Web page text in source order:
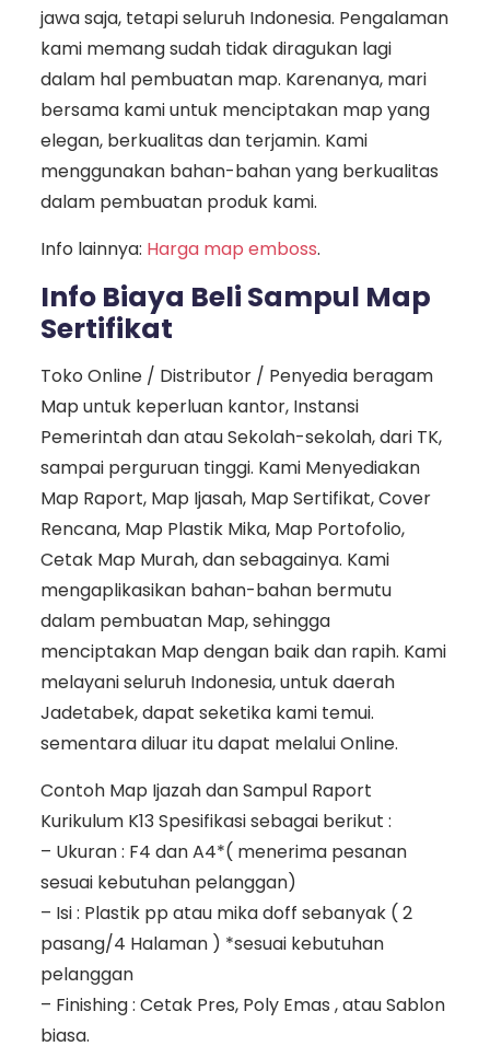
jawa saja, tetapi seluruh Indonesia. Pengalaman
kami memang sudah tidak diragukan lagi
dalam hal pembuatan map. Karenanya, mari
bersama kami untuk menciptakan map yang
elegan, berkualitas dan terjamin. Kami
menggunakan bahan-bahan yang berkualitas
dalam pembuatan produk kami.
Info lainnya: Harga map emboss.
Info Biaya Beli Sampul Map
Sertifikat
Toko Online / Distributor / Penyedia beragam
Map untuk keperluan kantor, Instansi
Pemerintah dan atau Sekolah-sekolah, dari TK,
sampai perguruan tinggi. Kami Menyediakan
Map Raport, Map Ijasah, Map Sertifikat, Cover
Rencana, Map Plastik Mika, Map Portofolio,
Cetak Map Murah, dan sebagainya. Kami
mengaplikasikan bahan-bahan bermutu
dalam pembuatan Map, sehingga
menciptakan Map dengan baik dan rapih. Kami
melayani seluruh Indonesia, untuk daerah
Jadetabek, dapat seketika kami temui.
sementara diluar itu dapat melalui Online.
Contoh Map Ijazah dan Sampul Raport
Kurikulum K13 Spesifikasi sebagai berikut :
– Ukuran : F4 dan A4*( menerima pesanan
sesuai kebutuhan pelanggan)
– Isi : Plastik pp atau mika doff sebanyak ( 2
pasang/4 Halaman ) *sesuai kebutuhan
pelanggan
– Finishing : Cetak Pres, Poly Emas , atau Sablon
biasa.